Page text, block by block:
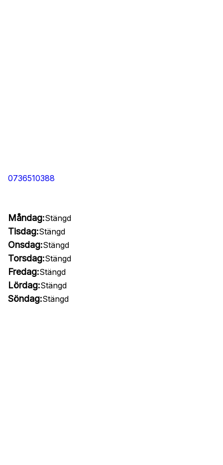
0736510388
Måndag:Stängd
Tisdag:Stängd
Onsdag:Stängd
Torsdag:Stängd
Fredag:Stängd
Lördag:Stängd
Söndag:Stängd